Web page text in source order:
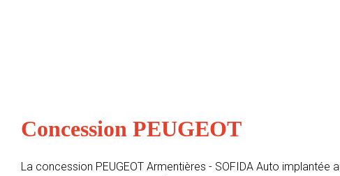
Concession PEUGEOT
La concession PEUGEOT Armentières - SOFIDA Auto implantée